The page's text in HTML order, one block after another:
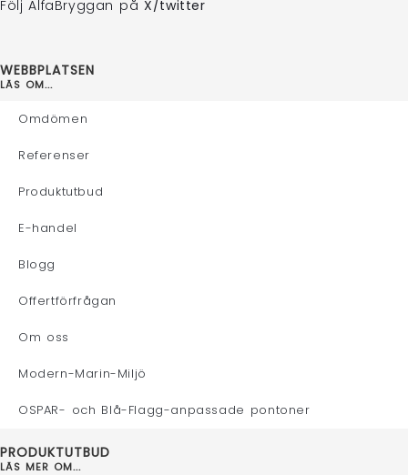
Följ AlfaBryggan på X/twitter
WEBBPLATSEN
LÄS OM...
Omdömen
Referenser
Produktutbud
E-handel
Blogg
Offertförfrågan
Om oss
Modern-Marin-Miljö
OSPAR- och Blå-Flagg-anpassade pontoner
PRODUKTUTBUD
LÄS MER OM...